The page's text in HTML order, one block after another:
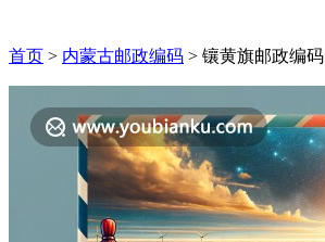
首页 > 内蒙古邮政编码 > 镶黄旗邮政编码